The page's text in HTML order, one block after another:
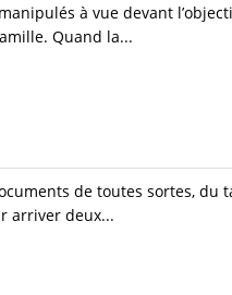
à vue devant
Quand la...
de toutes sortes,
arriver deux...